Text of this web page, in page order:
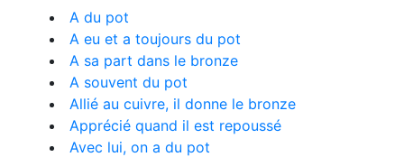
A du pot
A eu et a toujours du pot
A sa part dans le bronze
A souvent du pot
Allié au cuivre, il donne le bronze
Apprécié quand il est repoussé
Avec lui, on a du pot